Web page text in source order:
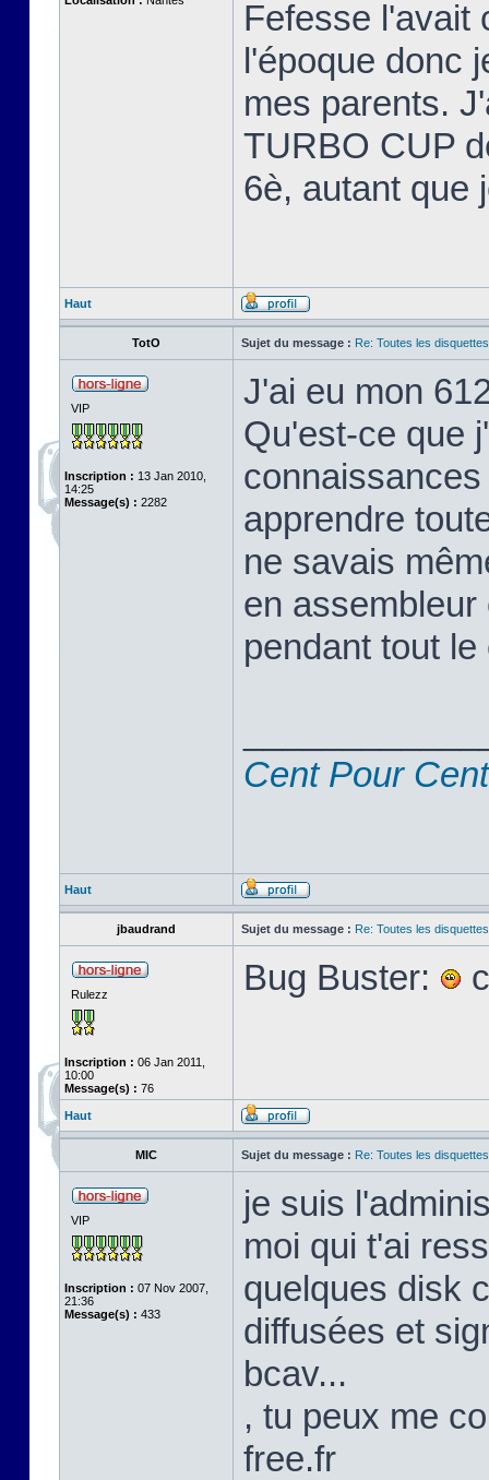
Fefesse l'avait
l'époque donc
mes parents.
TURBO CUP
6è, autant que
Haut
TotO Sujet du message : Re: Toutes les
VIP
Inscription : 13 Jan 2010,
14:25
Message(s) : 2282
J'ai eu mon
Qu'est-ce que
apprendre
ne savais
en
pendant tout le
Cent Pour Cent
Haut
jbaudrand Sujet du message : Re: Toutes les
Rulezz
Inscription : 06 Jan 2011,
10:00
Message(s) : 76
Bug Buster:
Haut
MIC Sujet du message : Re: Toutes les
VIP
Inscription : 07 Nov 2007,
21:36
Message(s) : 433
je suis
moi qui t'ai
quelques disk
diffusées et
bcav...
, tu peux me
free.fr